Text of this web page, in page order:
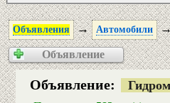
Объявления → Автомобили
Объявление
Объявление: